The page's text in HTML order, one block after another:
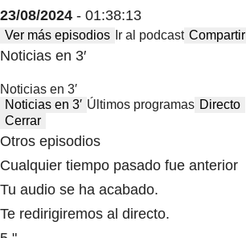
23/08/2024 - 01:38:13
Ver más episodios Ir al podcast Compartir
Noticias en 3′
Noticias en 3′
Noticias en 3′ Últimos programas Directo
Cerrar
Otros episodios
Cualquier tiempo pasado fue anterior
Tu audio se ha acabado.
Te redirigiremos al directo.